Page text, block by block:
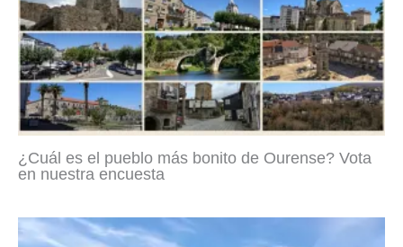
¿Cuál es el pueblo más bonito de Ourense? Vota
en nuestra encuesta